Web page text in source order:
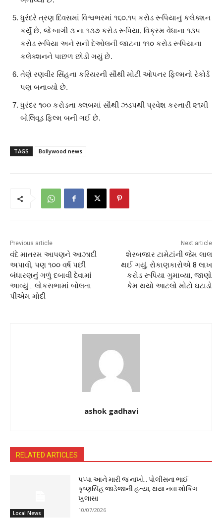
ધુરંદરે ત્રણ દિવસમાં વિશ્વભરમાં ૧૬૦.૧૫ કરોડ રૂપિયાનું કલેક્શન
કર્યું છે, જે બાગી ૩ ના ૧૩૭ કરોડ રૂપિયા, વિક્રમ વેધાના ૧૩૫
કરોડ રૂપિયા અને સની દેઓલની જાટના ૧૧૦ કરોડ રૂપિયાના
કલેક્શનને પાછળ છોડી ગયું છે.
તેણે રણવીર સિંહના કરિયરની સૌથી મોટી ઓપનર ફિલ્મનો રેકોર્ડ
પણ બનાવ્યો છે.
ધુરંદર ૧૦૦ કરોડના ક્લબમાં સૌથી ઝડપથી પ્રવેશ કરનારી ૨૧મી
બોલિવૂડ ફિલ્મ બની ગઈ છે.
TAGS Bollywood news
Previous article
વંદે માતરમ આપણને આઝાદી
અપાવી, પણ ૧૦૦ વર્ષ પછી
બંધારણનું ગળું દબાવી દેવામાં
આવ્યું… લોકસભામાં બોલતા
પીએમ મોદી
Next article
શેરબજાર ટામેટાંની જેમ લાલ
થઈ ગયું, રોકાણકારોએ 8 લાખ
કરોડ રૂપિયા ગુમાવ્યા, જાણો
કેમ થયો આટલો મોટો ઘટાડો
ashok gadhavi
RELATED ARTICLES
Local News
પપ્પા આને મારી જ નાખો.. પોલીસના ભાઈ
કૃષ્ણસિંહ જાડેજાની હત્યા, થયા નવા શોકિંગ
ખુલાસા
10/07/2026